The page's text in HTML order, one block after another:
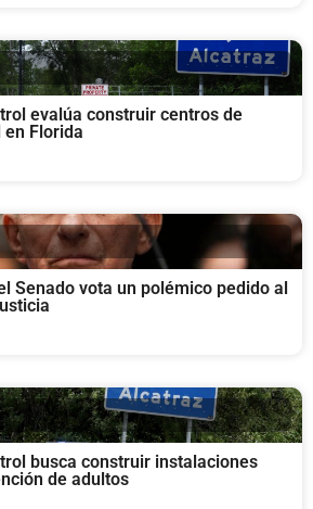
evalúa construir centros de
Florida
Senado vota un polémico pedido al
busca construir instalaciones
de adultos